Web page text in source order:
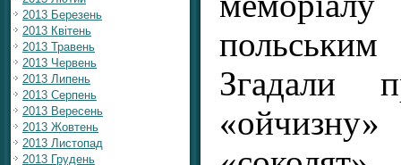
2013 Березень
2013 Квітень
2013 Травень
2013 Червень
2013 Липень
2013 Серпень
2013 Вересень
2013 Жовтень
2013 Листопад
2013 Грудень
Згадали